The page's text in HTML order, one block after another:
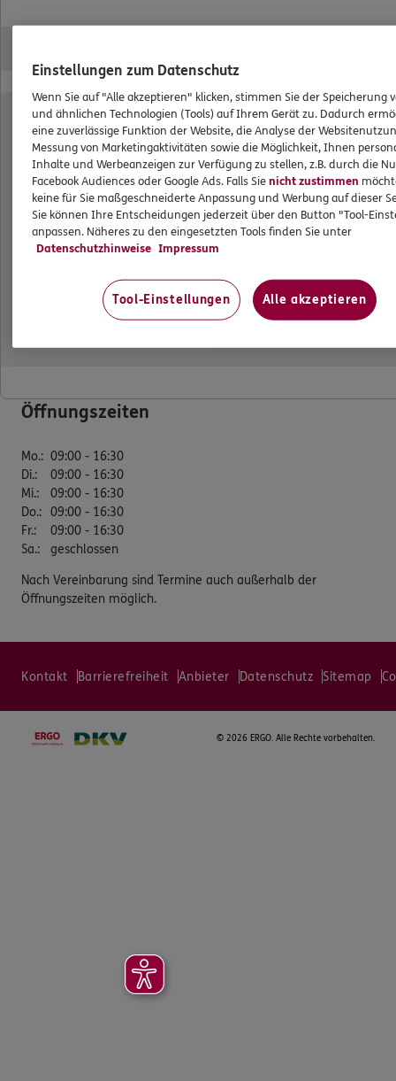
Standorte
Kooperationspartner
Jobangebote
Bezirksdirektion der ERGO Beratung und Vertrieb AG
Geschwister-Scholl-Str. 45
Öffnungszeiten
Mo.: 09:00 - 16:30
Di.:
09:00 - 16:30
Mi.:
09:00 - 16:30
Do.: 09:00 - 16:30
Fr.:
09:00 - 16:30
Sa.: geschlossen
Nach Vereinbarung sind Termine auch außerhalb der
Öffnungszeiten möglich.
Kontakt Barrierefreiheit Anbieter Datenschutz Sitemap
© 2026 ERGO. Alle Rechte vorbehalten.
Einstellungen zum Datenschutz
Wenn Sie auf "Alle akzeptieren" klicken, stimmen Sie der Speicherung
und ähnlichen Technologien (Tools) auf Ihrem Gerät zu. Dadurch
eine zuverlässige Funktion der Website, die Analyse der
Messung von Marketingaktivitäten sowie die Möglichkeit, Ihnen
Inhalte und Werbeanzeigen zur Verfügung zu stellen, z.B. durch die
Facebook Audiences oder Google Ads. Falls Sienicht zustimmen
keine für Sie maßgeschneiderte Anpassung und Werbung auf dieser
Sie können Ihre Entscheidungen jederzeit über den Button "Tool-
anpassen. Näheres zu den eingesetzten Tools finden Sie unter
Datenschutzhinweise Impressum
Tool-Einstellungen Alle akzeptieren